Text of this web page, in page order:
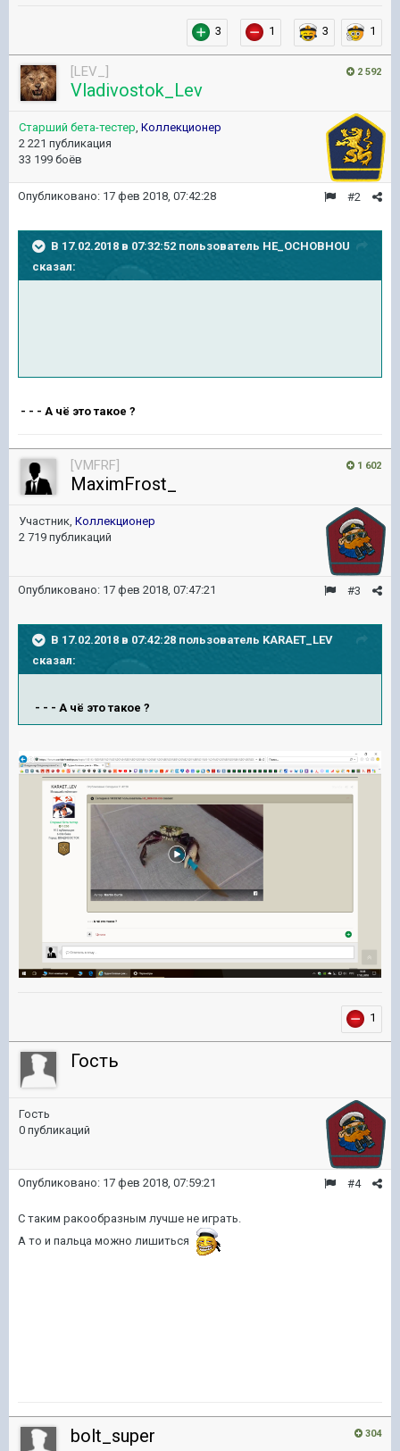
3 1 3 1
2 592
[LEV_]
Vladivostok_Lev
Старший бета-тестер, Коллекционер
2 221 публикация
33 199 боёв
#2
Опубликовано: 17 фев 2018, 07:42:28
В 17.02.2018 в 07:32:52 пользователь HE_OCHOBHOU
сказал:
- - - А чё это такое ?
1 602
[VMFRF]
MaximFrost_
Участник, Коллекционер
2 719 публикаций
#3
Опубликовано: 17 фев 2018, 07:47:21
В 17.02.2018 в 07:42:28 пользователь KARAET_LEV
сказал:
- - - А чё это такое ?
1
Гость
Гость
0 публикаций
#4
Опубликовано: 17 фев 2018, 07:59:21
C таким ракообразным лучше не играть.
А то и пальца можно лишиться
304
bolt_super